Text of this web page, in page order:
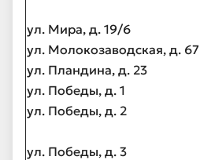
ул. Мира, д. 19/6
ул. Молокозаводская, д. 67
ул. Пландина, д. 23
ул. Победы, д. 1
ул. Победы, д. 2
ул. Победы, д. 3